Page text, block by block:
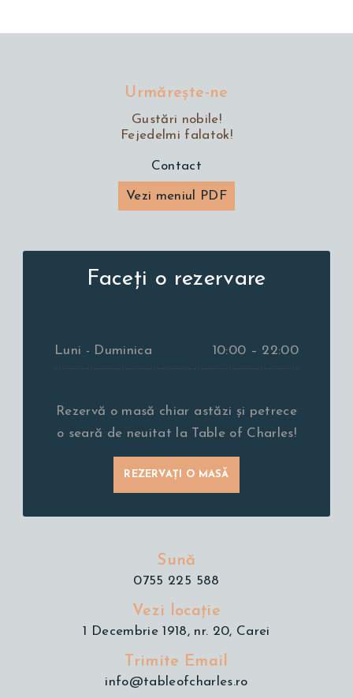
Urmăreşte-ne
Gustări nobile!
Fejedelmi falatok!
Contact
Vezi meniul PDF
Faceți o rezervare
Luni - Duminica 10:00 – 22:00
Rezervă o masă chiar astăzi și petrece
o seară de neuitat la Table of Charles!
REZERVAȚI O MASĂ
Sună
0755 225 588
Vezi locație
1 Decembrie 1918, nr. 20, Carei
Trimite Email
info@tableofcharles.ro